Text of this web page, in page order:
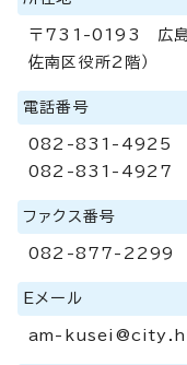
〒731-0193 広島
佐南区役所2階）
電話番号
082-831-4925
082-831-4927
ファクス番号
082-877-2299
Eメール
am-